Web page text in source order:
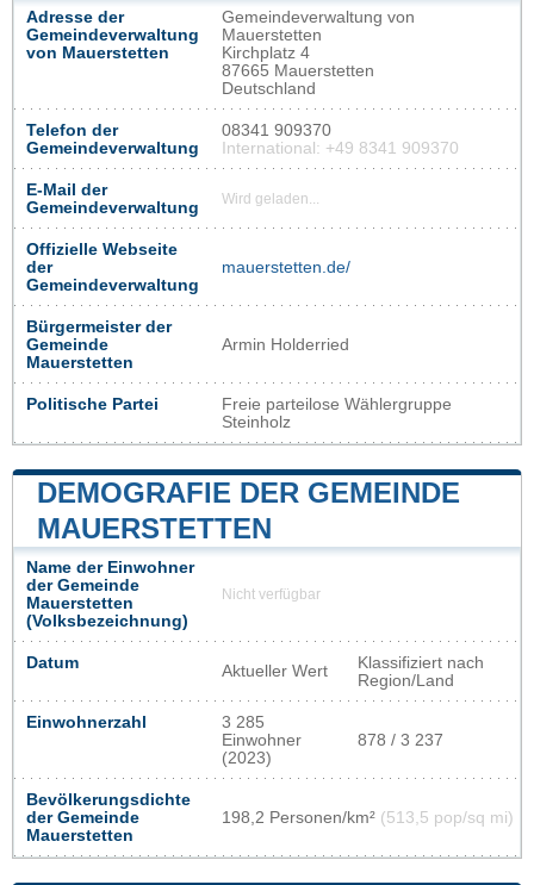
Adresse der
Gemeindeverwaltung
von Mauerstetten
Gemeindeverwaltung von
Mauerstetten
Kirchplatz 4
87665 Mauerstetten
Deutschland
Telefon der
Gemeindeverwaltung
08341 909370
International: +49 8341 909370
E-Mail der
Gemeindeverwaltung
Wird geladen...
Offizielle Webseite
der
Gemeindeverwaltung
mauerstetten.de/
Bürgermeister der
Gemeinde
Mauerstetten
Armin Holderried
Politische Partei
Freie parteilose Wählergruppe
Steinholz
DEMOGRAFIE DER GEMEINDE
MAUERSTETTEN
Name der Einwohner
der Gemeinde
Mauerstetten
(Volksbezeichnung)
Nicht verfügbar
Datum Aktueller Wert
Klassifiziert nach
Region/Land
Einwohnerzahl
3 285
Einwohner
(2023)
878 / 3 237
Bevölkerungsdichte
der Gemeinde
Mauerstetten
198,2 Personen/km² (513,5 pop/sq mi)